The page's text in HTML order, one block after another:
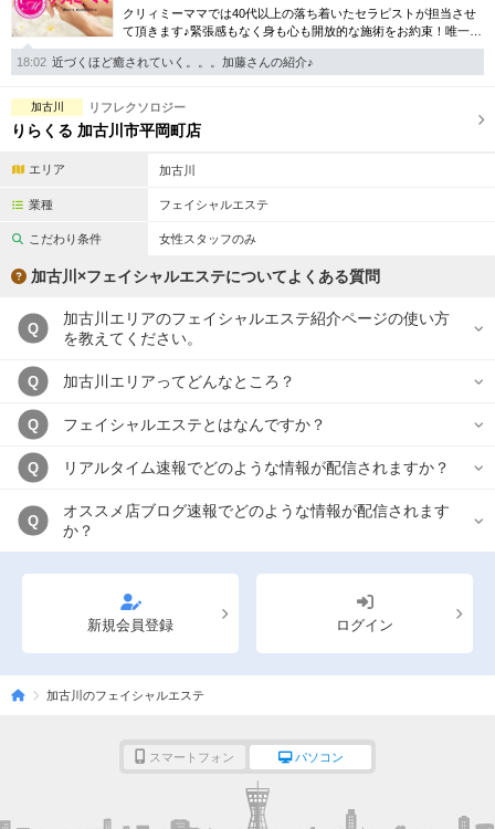
日本人スタッフのみ 女性スタッフのみ
スタッフ指名可 Ｗセラピスト
駅から徒歩5分以内
クリィミーママでは40代以上の落ち着いたセラピストが担当させ
て頂きます♪緊張感もなく身も心も開放的な施術をお約束！唯一無
二のミセス専門店となります。
18:02 近づくほど癒されていく。。。加藤さんの紹介♪
加古川 リフレクソロジー
りらくる 加古川市平岡町店
エリア 加古川
業種 フェイシャルエステ
こだわり条件 女性スタッフのみ
加古川×フェイシャルエステについてよくある質問
Q
加古川エリアのフェイシャルエステ紹介ページの使い方
を教えてください。
Q 加古川エリアってどんなところ？
Q フェイシャルエステとはなんですか？
Q リアルタイム速報でどのような情報が配信されますか？
Q
オススメ店ブログ速報でどのような情報が配信されます
か？
新規会員登録 ログイン
加古川のフェイシャルエステ
スマートフォン パソコン